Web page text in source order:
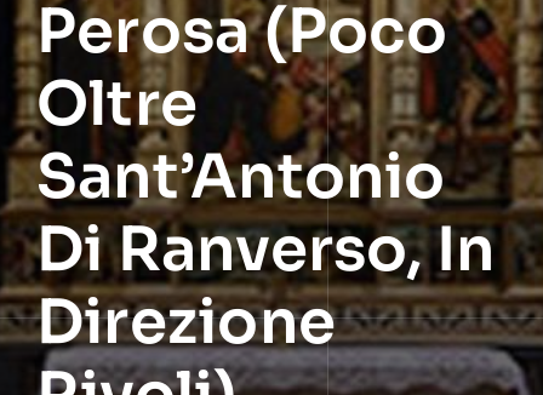
Perosa (poco
Oltre
Sant’Antonio
Di Ranverso, In
Direzione